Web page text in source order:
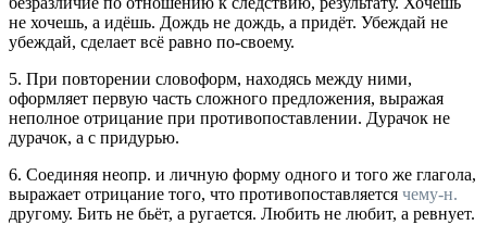
не хочешь, а идёшь. Дождь не дождь, а придёт. Убеждай не
убеждай, сделает всё равно по-своему.
5. При повторении словоформ, находясь между ними,
оформляет первую часть сложного предложения, выражая
неполное отрицание при противопоставлении. Дурачок не
дурачок, а с придурью.
6. Соединяя неопр. и личную форму одного и того же глагола,
выражает отрицание того, что противопоставляется чему-н.
другому. Бить не бьёт, а ругается. Любить не любит, а ревнует.